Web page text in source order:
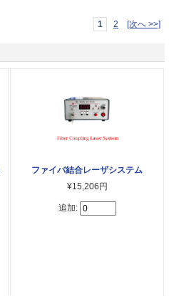
1 2 [次へ >>]
ファイバ結合レーザシステム
¥15,206円
追加: